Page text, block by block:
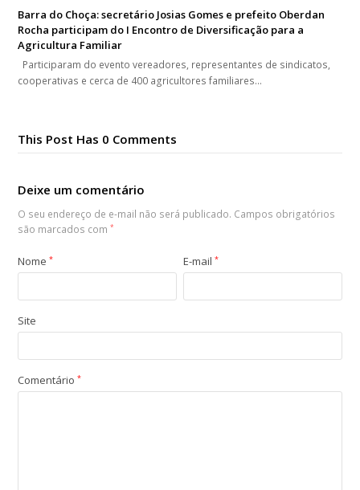
Barra do Choça: secretário Josias Gomes e prefeito Oberdan
Rocha participam do I Encontro de Diversificação para a
Agricultura Familiar
Participaram do evento vereadores, representantes de sindicatos,
cooperativas e cerca de 400 agricultores familiares…
This Post Has 0 Comments
Deixe um comentário
O seu endereço de e-mail não será publicado. Campos obrigatórios
são marcados com*
Nome* E-mail*
Site
Comentário*